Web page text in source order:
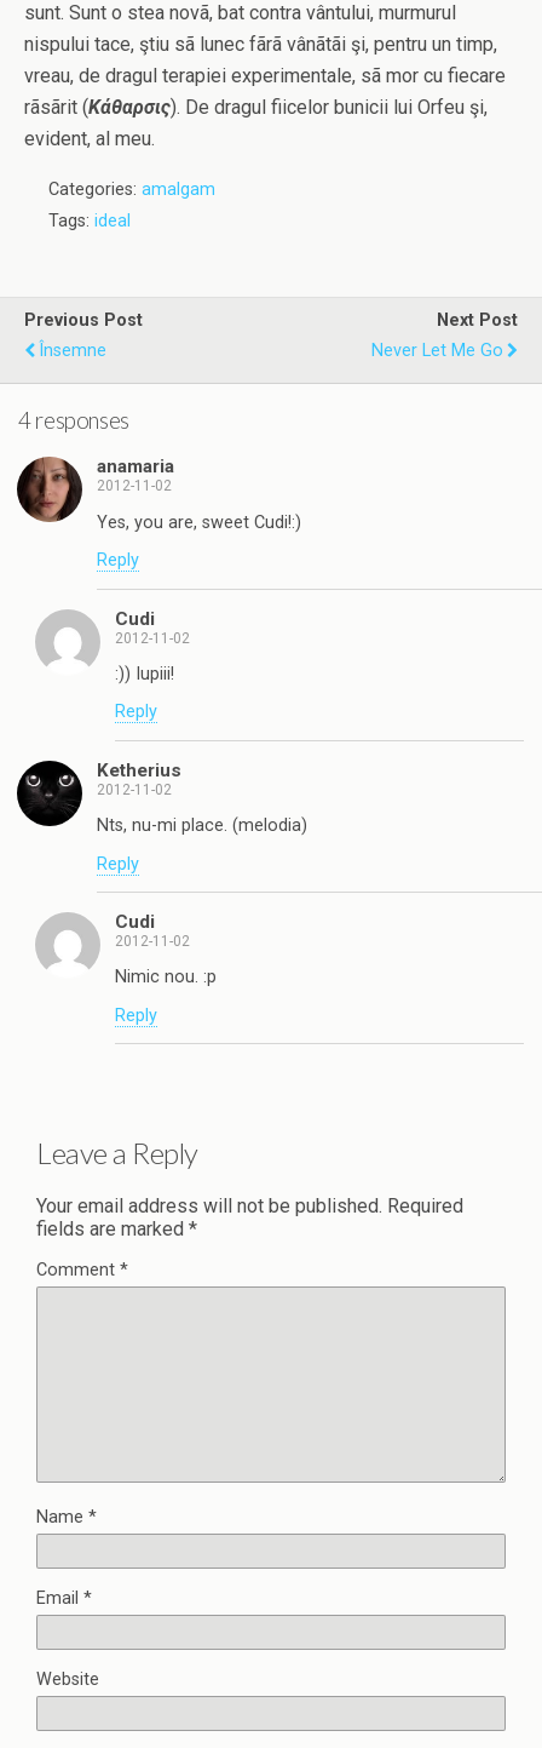
sunt. Sunt o stea novã, bat contra vântului, murmurul
nispului tace, ştiu sã lunec fãrã vânãtãi şi, pentru un timp,
vreau, de dragul terapiei experimentale, sã mor cu fiecare
rãsãrit (Κάθαρσις). De dragul fiicelor bunicii lui Orfeu şi,
evident, al meu.
Categories: amalgam
Tags: ideal
Previous Post
Însemne
Next Post
Never Let Me Go
4 responses
anamaria
2012-11-02
Yes, you are, sweet Cudi!:)
Reply
Cudi
2012-11-02
:)) Iupiii!
Reply
Ketherius
2012-11-02
Nts, nu-mi place. (melodia)
Reply
Cudi
2012-11-02
Nimic nou. :p
Reply
Leave a Reply
Your email address will not be published. Required
fields are marked *
Comment *
Name *
Email *
Website